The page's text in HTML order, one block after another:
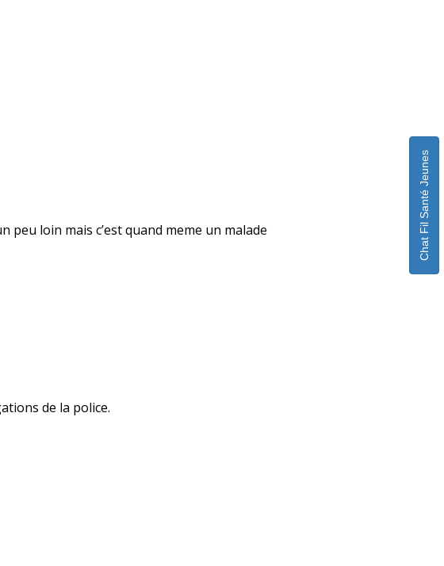
peu loin mais c’est quand meme un malade
de la police.
Chat Fil Santé Jeunes